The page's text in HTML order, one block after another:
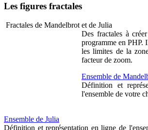
Les figures fractales
Fractales de Mandelbrot et de Julia
Des fractales à
programme en PHP.
les limites de la
facteur de zoom.
Ensemble de
Définition et
l'ensemble de votre
Ensemble de Julia
Définition et représentation en ligne de